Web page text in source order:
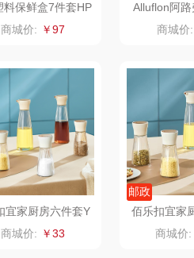
梦洁家纺 BTSM
英红（包销款） 八马（包销款
西屋（小家电） 渝情渝礼
长寿花 奥克斯
呼也 梦洁
料保鲜盒7件套HP
L818S002
商城价: ￥97
Alluflon阿
不锈钢保
商城价:
宜家厨房六件套Y
商城价: ￥33
邮政
佰乐扣宜家
商城价: